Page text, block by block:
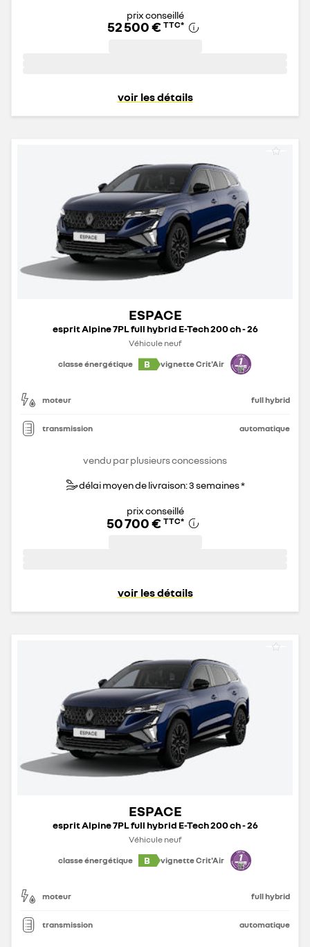
prix conseillé
52 500 € TTC*
voir les détails
ESPACE
esprit Alpine 7PL full hybrid E-Tech 200 ch - 26
Véhicule neuf
classe énergétique
B vignette Crit'Air
moteur full hybrid
transmission automatique
vendu par plusieurs concessions
délai moyen de livraison: 3 semaines *
prix conseillé
50 700 € TTC*
voir les détails
ESPACE
esprit Alpine 7PL full hybrid E-Tech 200 ch - 26
Véhicule neuf
classe énergétique
B vignette Crit'Air
moteur full hybrid
transmission automatique